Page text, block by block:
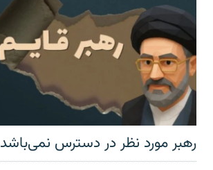
رهبر مورد نظر در دسترس نمی‌باشد